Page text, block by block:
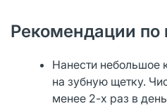
Рекомендации
Нанести небольшое
на зубную щетку.
менее 2-х раз в